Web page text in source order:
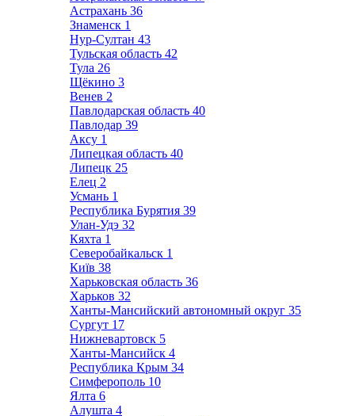
Астрахань 36
Знаменск 1
Нур-Султан 43
Тульская область 42
Тула 26
Щёкино 3
Венев 2
Павлодарская область 40
Павлодар 39
Аксу 1
Липецкая область 40
Липецк 25
Елец 2
Усмань 1
Республика Бурятия 39
Улан-Удэ 32
Кяхта 1
Северобайкальск 1
Київ 38
Харьковская область 36
Харьков 32
Ханты-Мансийский автономный округ 35
Сургут 17
Нижневартовск 5
Ханты-Мансийск 4
Республика Крым 34
Симферополь 10
Ялта 6
Алушта 4